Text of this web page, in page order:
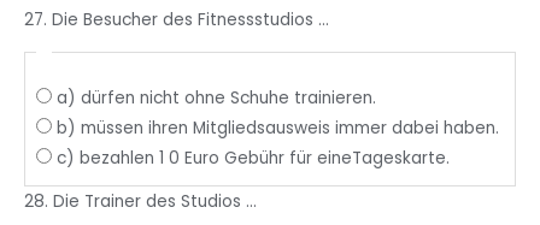
27. Die Besucher des Fitnessstudios ...
a) dürfen nicht ohne Schuhe trainieren.
b) müssen ihren Mitgliedsausweis immer dabei haben.
c) bezahlen 1 0 Euro Gebühr für eineTageskarte.
28. Die Trainer des Studios ...